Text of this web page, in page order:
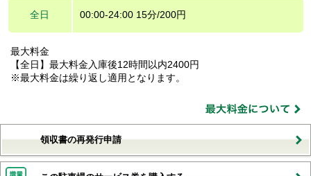
全日 00:00-24:00 15分/200円
最大料金
【全日】最大料金入庫後12時間以内2400円
※最大料金は繰り返し適用となります。
領収書の再発行申請